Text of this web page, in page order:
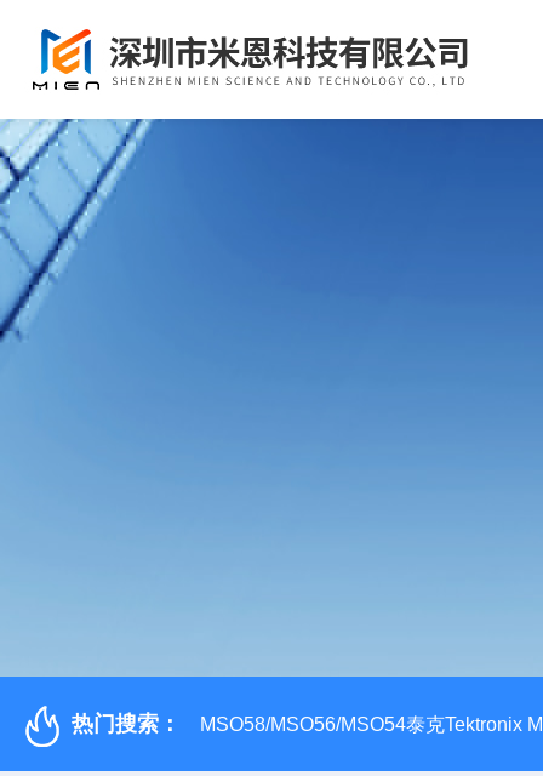
热门搜索： MSO58/MSO56/MSO54泰克Tektronix